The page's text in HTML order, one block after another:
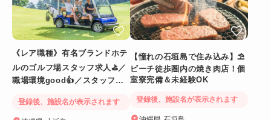
《レア職種》有名ブランドホテ
ルのゴルフ場スタッフ求人⛳／
職場環境good👍／スタッフ満
登録後、施設名が表示されます
【憧れの石垣島で住み込み】⛱
ビーチ徒歩圏内の焼き肉店！個
室寮完備＆未経験OK
登録後、施設名が表示されます